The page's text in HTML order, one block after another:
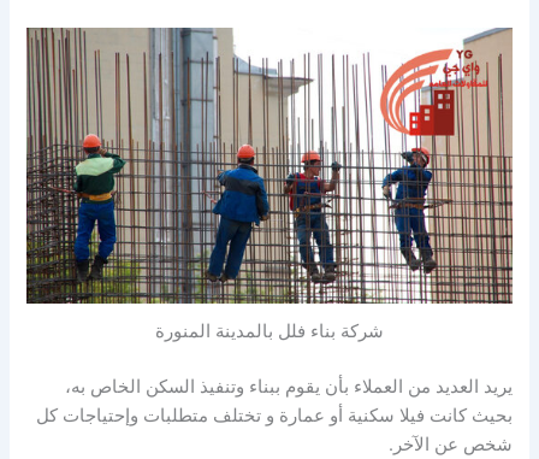
شركة بناء فلل بالمدينة المنورة
يريد العديد من العملاء بأن يقوم ببناء وتنفيذ السكن الخاص به،
بحيث كانت فيلا سكنية أو عمارة و تختلف متطلبات وإحتياجات كل
شخص عن الآخر.